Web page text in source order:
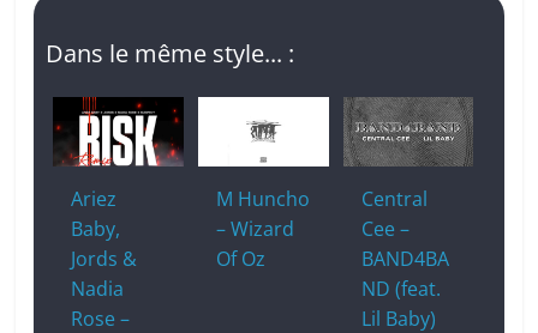
Dans le même style... :
Ariez
Baby,
Jords &
Nadia
Rose –
M Huncho
– Wizard
Of Oz
Central
Cee –
BAND4BA
ND (feat.
Lil Baby)